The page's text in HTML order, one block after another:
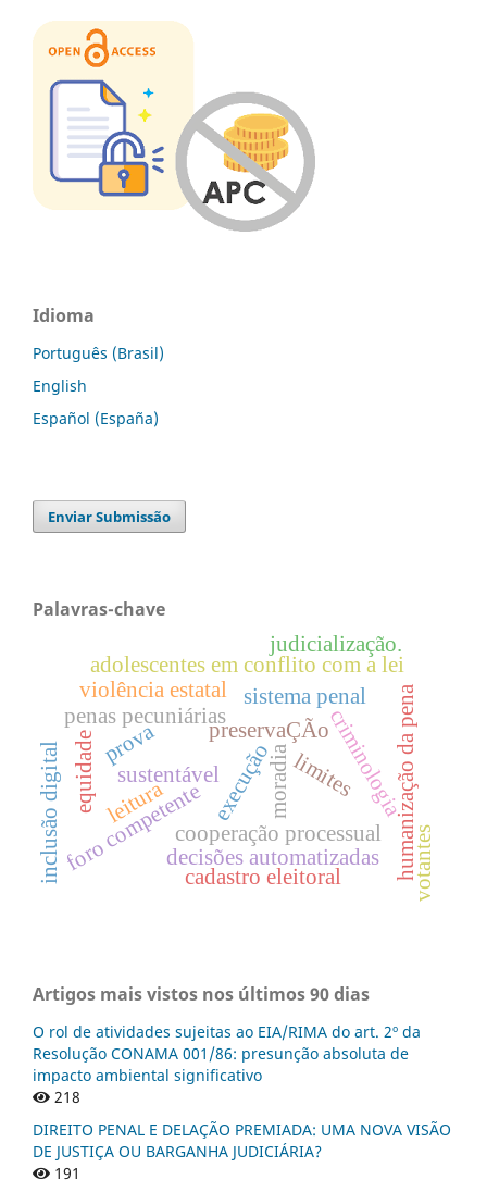
Idioma
Português (Brasil)
English
Español (España)
Enviar Submissão
Palavras-chave
penas pecuniárias
preservaÇÃocriminologia
sustentável
leitura humanização da pena
moradia
adolescentes em conflito com a lei
execução
cooperação processual
foro competente
sistema penal
equidade
decisões automatizadas
inclusão digital limites
prova
judicialização.
violência estatal
votantes
cadastro eleitoral
Artigos mais vistos nos últimos 90 dias
O rol de atividades sujeitas ao EIA/RIMA do art. 2º da
Resolução CONAMA 001/86: presunção absoluta de
impacto ambiental significativo
218
DIREITO PENAL E DELAÇÃO PREMIADA: UMA NOVA VISÃO
DE JUSTIÇA OU BARGANHA JUDICIÁRIA?
191